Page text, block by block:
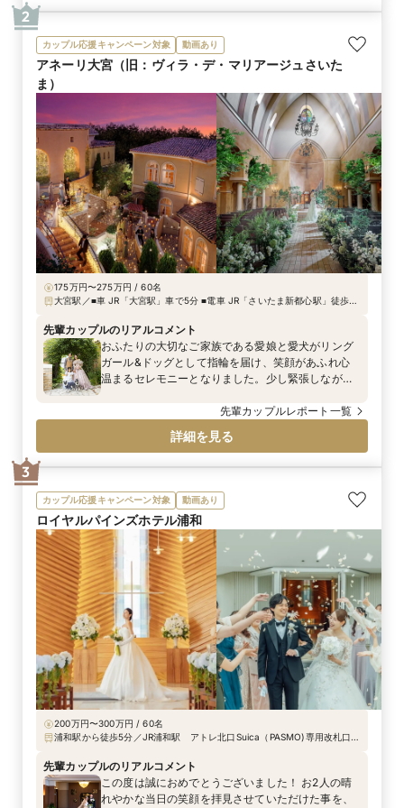
カップル応援キャンペーン対象 動画あり
アネーリ大宮（旧：ヴィラ・デ・マリアージュさいた
ま）
175万円〜275万円 / 60名
大宮駅／■車 JR「大宮駅」車で5分 ■電車 JR「さいたま新都心駅」徒歩5
先輩カップルのリアルコメント
おふたりの大切なご家族である愛娘と愛犬がリング
ガール&ドッグとして指輪を届け、笑顔があふれ心
温まるセレモニーとなりました。少し緊張しながら
顔と拍手が広がります。おふたりらしさとご家族の
絆を感じられる、会場全体が優しい空気に包まれた
特別なワンシーンとなりました。
先輩カップルレポート一覧
詳細を見る
2
カップル応援キャンペーン対象 動画あり
ロイヤルパインズホテル浦和
200万円〜300万円 / 60名
浦和駅から徒歩5分／JR浦和駅 アトレ北口Suica（PASMO)専用改札口よ
先輩カップルのリアルコメント
この度は誠におめでとうございました！ お2人の晴
れやかな当日の笑顔を拝見させていただけた事を、
3